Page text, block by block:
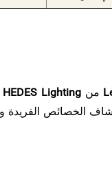
منHEDES Lighting
الخصائص